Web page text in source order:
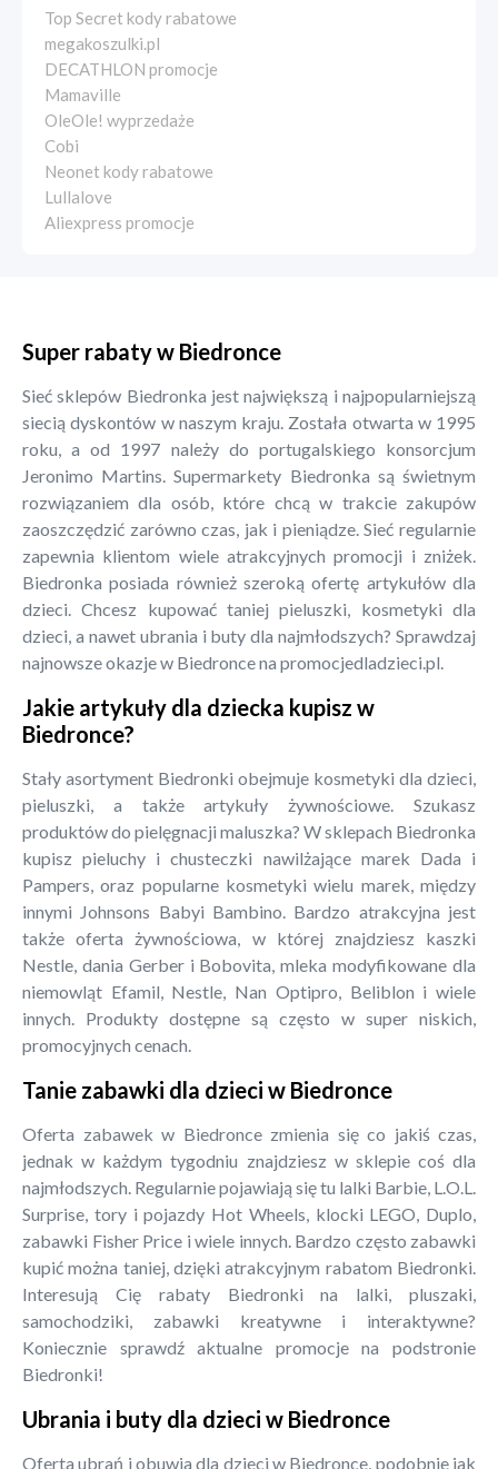
Top Secret kody rabatowe
megakoszulki.pl
DECATHLON promocje
Mamaville
OleOle! wyprzedaże
Cobi
Neonet kody rabatowe
Lullalove
Aliexpress promocje
Super rabaty w Biedronce
Sieć sklepów Biedronka jest największą i najpopularniejszą
siecią dyskontów w naszym kraju. Została otwarta w 1995
roku, a od 1997 należy do portugalskiego konsorcjum
Jeronimo Martins. Supermarkety Biedronka są świetnym
rozwiązaniem dla osób, które chcą w trakcie zakupów
zaoszczędzić zarówno czas, jak i pieniądze. Sieć regularnie
zapewnia klientom wiele atrakcyjnych promocji i zniżek.
Biedronka posiada również szeroką ofertę artykułów dla
dzieci. Chcesz kupować taniej pieluszki, kosmetyki dla
dzieci, a nawet ubrania i buty dla najmłodszych? Sprawdzaj
najnowsze okazje w Biedronce na promocjedladzieci.pl.
Jakie artykuły dla dziecka kupisz w
Biedronce?
Stały asortyment Biedronki obejmuje kosmetyki dla dzieci,
pieluszki, a także artykuły żywnościowe. Szukasz
produktów do pielęgnacji maluszka? W sklepach Biedronka
kupisz pieluchy i chusteczki nawilżające marek Dada i
Pampers, oraz popularne kosmetyki wielu marek, między
innymi Johnsons Babyi Bambino. Bardzo atrakcyjna jest
także oferta żywnościowa, w której znajdziesz kaszki
Nestle, dania Gerber i Bobovita, mleka modyfikowane dla
niemowląt Efamil, Nestle, Nan Optipro, Beliblon i wiele
innych. Produkty dostępne są często w super niskich,
promocyjnych cenach.
Tanie zabawki dla dzieci w Biedronce
Oferta zabawek w Biedronce zmienia się co jakiś czas,
jednak w każdym tygodniu znajdziesz w sklepie coś dla
najmłodszych. Regularnie pojawiają się tu lalki Barbie, L.O.L.
Surprise, tory i pojazdy Hot Wheels, klocki LEGO, Duplo,
zabawki Fisher Price i wiele innych. Bardzo często zabawki
kupić można taniej, dzięki atrakcyjnym rabatom Biedronki.
Interesują Cię rabaty Biedronki na lalki, pluszaki,
samochodziki, zabawki kreatywne i interaktywne?
Koniecznie sprawdź aktualne promocje na podstronie
Biedronki!
Ubrania i buty dla dzieci w Biedronce
Oferta ubrań i obuwia dla dzieci w Biedronce, podobnie jak